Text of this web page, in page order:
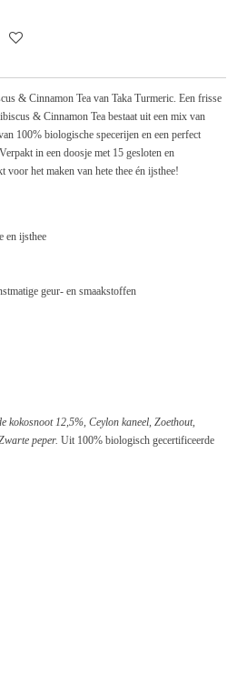
& Cinnamon Tea van Taka Turmeric. Een frisse
& Cinnamon Tea bestaat uit een mix van
100% biologische specerijen en een perfect
in een doosje met 15 gesloten en
voor het maken van hete thee én ijsthee!
en ijsthee
geur- en smaakstoffen
12,5%, Ceylon kaneel, Zoethout,
peper. Uit 100% biologisch gecertificeerde